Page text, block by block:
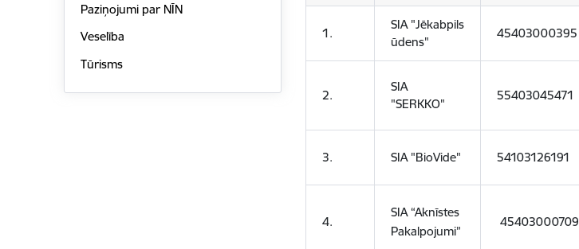
Paziņojumi par NĪN
Veselība
Tūrisms
1.
SIA "Jēkabpils
ūdens"
45403000395
2.
SIA
"SERKKO"
55403045471
3. SIA "BioVide" 54103126191
4.
SIA “Aknīstes
Pakalpojumi”
45403000709